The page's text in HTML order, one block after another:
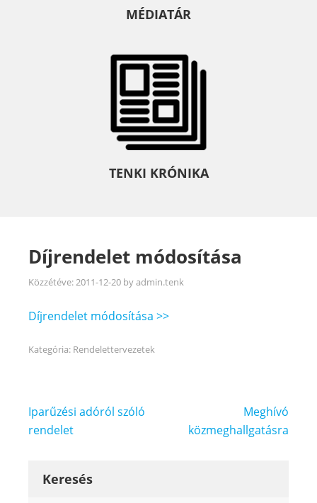
MÉDIATÁR
TENKI KRÓNIKA
Díjrendelet módosítása
Közzétéve:2011-12-20 byadmin.tenk
Díjrendelet módosítása >>
Kategória: Rendelettervezetek
Bejegyzés
navigáció
Iparűzési adóról szóló
rendelet
Meghívó
közmeghallgatásra
Keresés